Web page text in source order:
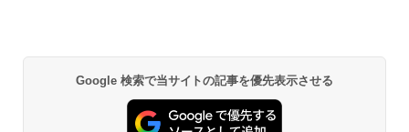
Google 検索で当サイトの記事を優先表示させる